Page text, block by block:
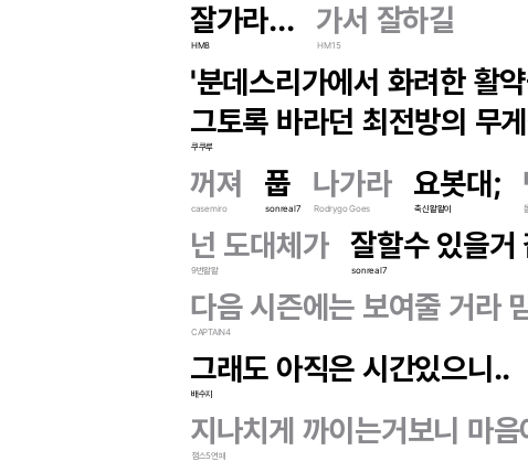
잘가라...
HM8
가서 잘하길
HM15
'분데스리가에서 화려한 활
그토록 바라던 최전방의 무
쿠쿠루
꺼져
casemiro
풉
sonreal7
나가라
Rodrygo Goes
요봇대;
축신왈왈이
넌 도대체가
9번왈왈
잘할수 있을거
sonreal7
다음 시즌에는 보여줄 거라
CAPTAIN4
그래도 아직은 시간있으니..
배수지
지나치게 까이는거보니 마
챔스5연패